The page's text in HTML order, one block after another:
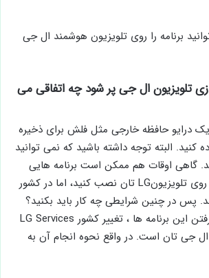
برنامه را روی تلویزیون هوشمند ال جی
تلویزیون ال جی پر شود چه اتفاقی می
درایو حافظه خارجی مثل فلش برای ذخیره
کنید. البته توجه داشته باشید که نمی توانید
گاهی اوقات هم ممکن است برنامه ‌هایی
باشند که می خواهید روی تلویزیونLG تان نصب کنید، اما در کشور
پس در چنین شرایطی چه کار باید بکنید؟
خوب، تنها راه برای گرفتن این برنامه ها ، تغییر کشور LG Services
جی تان است. در واقع نحوه انجام آن به